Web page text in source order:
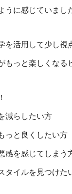
うに感じていまし
活用して少し視
もっと楽しくなる
減らしたい方
っと良くしたい方
感を感じてしまう
タイルを見つけた